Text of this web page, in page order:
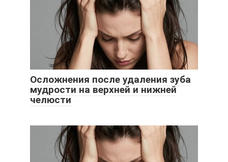
Осложнения после удаления зуба
мудрости на верхней и нижней
челюсти